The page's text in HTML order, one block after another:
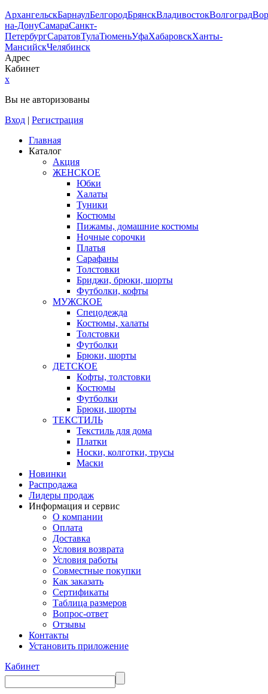
АрхангельскБарнаулБелгородБрянскВладивостокВолгоград
на-ДонуСамараСанкт-
ПетербургСаратовТулаТюменьУфаХабаровскХанты-
МансийскЧелябинск
Адрес
Кабинет
x
Вы не авторизованы
Вход | Регистрация
Главная
Каталог
Акция
ЖЕНСКОЕ
Юбки
Халаты
Туники
Костюмы
Пижамы, домашние костюмы
Ночные сорочки
Платья
Сарафаны
Толстовки
Бриджи, брюки, шорты
Футболки, кофты
МУЖСКОЕ
Спецодежда
Костюмы, халаты
Толстовки
Футболки
Брюки, шорты
ДЕТСКОЕ
Кофты, толстовки
Костюмы
Футболки
Брюки, шорты
ТЕКСТИЛЬ
Текстиль для дома
Платки
Носки, колготки, трусы
Маски
Новинки
Распродажа
Лидеры продаж
Информация и сервис
О компании
Оплата
Доставка
Условия возврата
Условия работы
Совместные покупки
Как заказать
Сертификаты
Таблица размеров
Вопрос-ответ
Отзывы
Контакты
Установить приложение
Кабинет